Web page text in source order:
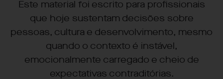
Este material foi escrito para profissionais
que hoje sustentam decisões sobre
pessoas, cultura e desenvolvimento, mesmo
quando o contexto é instável,
emocionalmente carregado e cheio de
expectativas contraditórias.